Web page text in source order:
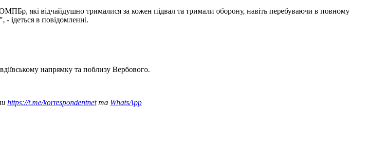
які відчайдушно трималися за кожен підвал та тримали оборону, навіть перебуваючи в повному
ідеться в повідомленні.
напрямку та поблизу Вербового.
https://t.me/korrespondentnetта WhatsApp